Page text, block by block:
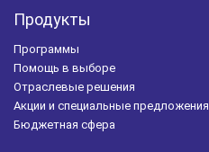
Продукты
Программы
Помощь в выборе
Отраслевые решения
Акции и специальные предложения
Бюджетная сфера